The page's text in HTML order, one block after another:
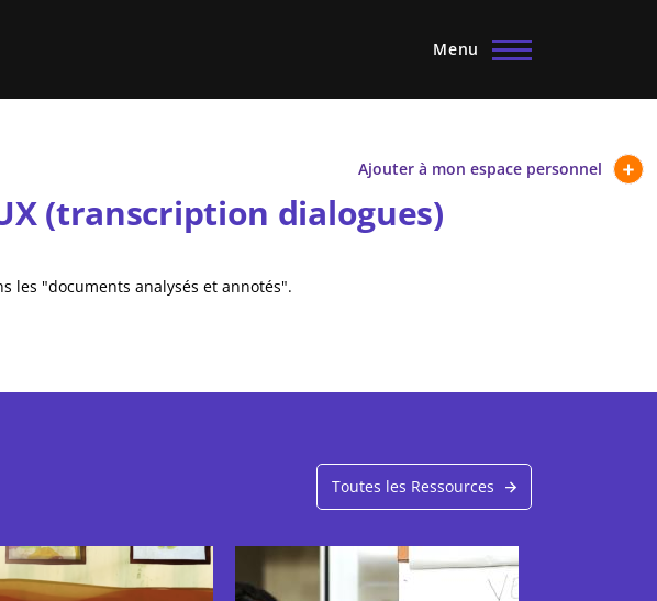
Menu
Ajouter à mon espace personnel
(transcription dialogues)
les "documents analysés et annotés".
Toutes les Ressources